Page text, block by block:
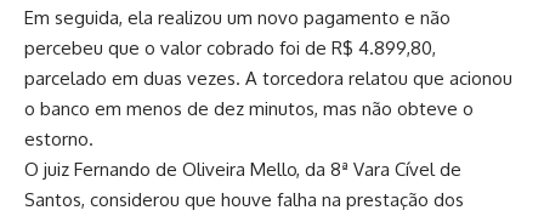
Em seguida, ela realizou um novo pagamento e não
percebeu que o valor cobrado foi de R$ 4.899,80,
parcelado em duas vezes. A torcedora relatou que acionou
o banco em menos de dez minutos, mas não obteve o
estorno.
O juiz Fernando de Oliveira Mello, da 8ª Vara Cível de
Santos, considerou que houve falha na prestação dos